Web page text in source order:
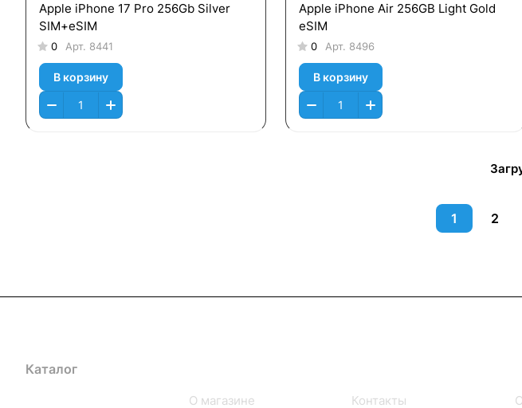
Apple iPhone 17 Pro 256Gb Silver
SIM+eSIM
0 Арт. 8441
В корзину
Apple iPhone Air 256GB Light Gold
eSIM
0 Арт. 8496
В корзину
1 2
Каталог
О магазине Контакты